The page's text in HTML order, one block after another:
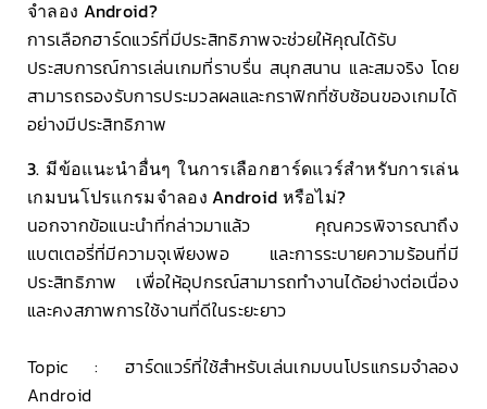
จำลอง Android?
การเลือกฮาร์ดแวร์ที่มีประสิทธิภาพจะช่วยให้คุณได้รับ
ประสบการณ์การเล่นเกมที่ราบรื่น สนุกสนาน และสมจริง โดย
สามารถรองรับการประมวลผลและกราฟิกที่ซับซ้อนของเกมได้
อย่างมีประสิทธิภาพ
3. มีข้อแนะนำอื่นๆ ในการเลือกฮาร์ดแวร์สำหรับการเล่น
เกมบนโปรแกรมจำลอง Android หรือไม่?
นอกจากข้อแนะนำที่กล่าวมาแล้ว คุณควรพิจารณาถึง
แบตเตอรี่ที่มีความจุเพียงพอ และการระบายความร้อนที่มี
ประสิทธิภาพ เพื่อให้อุปกรณ์สามารถทำงานได้อย่างต่อเนื่อง
และคงสภาพการใช้งานที่ดีในระยะยาว
Topic : ฮาร์ดแวร์ที่ใช้สำหรับเล่นเกมบนโปรแกรมจำลอง
Android